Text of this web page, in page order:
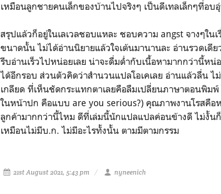
เหมือนลูกชายคนเล็กของบ้านไปจริงๆ เป็นดีเทลเล็กๆที่อบ
สรุปแล้วก็อยู่ในเลเวลชอบแหละ ชอบความ angst จางๆใ
ขนาดนั้น ไม่ได้อ่านนิยายแล้วใจเต้นมานานละ อ่านรวดเดี
รีบอ่านเร็วไปหน่อยเลย น่าจะดื่มด่ำกับเนื้อหามากกว่านี้ห
ได้อีกรอบ ส่วนตัวคิดว่าสำนวนแปลโอเคเลย อ่านแล้วลื่น
เกลียด ที่เห็นชัดกระแทกตาเลยคือลืมเปลี่ยนภาษาตอนพิม
ในหน้าปก คือแบบ are you serious?) คุณภาพงานโรสคือ
ลูกค้ามากกว่านี้ไหม ดีที่เล่มนี้นักแปลแปลค่อนข้างดี ไม่งั้นก็
เหมือนไม่มีบ.ก. ไม่มีอะไรทั้งนั้น ตามมีตามกรรม
21st August 2021, 5:43 pm nyneenich